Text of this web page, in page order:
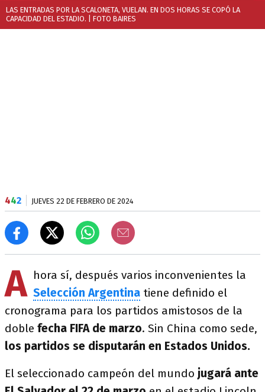
LAS ENTRADAS POR LA SCALONETA, VUELAN. EN DOS HORAS SE COPÓ LA
CAPACIDAD DEL ESTADIO. | FOTO BAIRES
442 JUEVES 22 DE FEBRERO DE 2024
A hora sí, después varios inconvenientes la
Selección Argentina tiene definido el
cronograma para los partidos amistosos de la
doble fecha FIFA de marzo. Sin China como sede,
los partidos se disputarán en Estados Unidos.
El seleccionado campeón del mundo jugará ante